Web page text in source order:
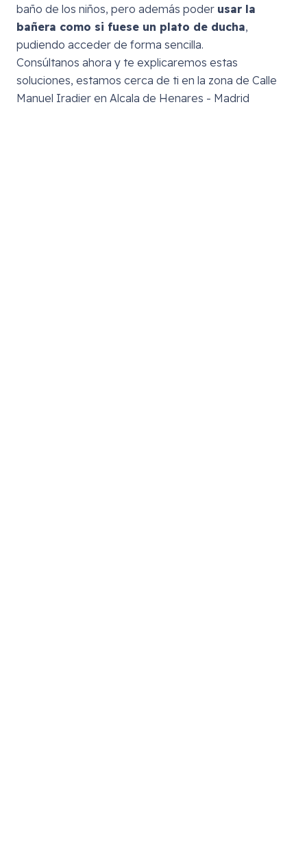
baño de los niños, pero además poder usar la
bañera como si fuese un plato de ducha,
pudiendo acceder de forma sencilla.
Consúltanos ahora y te explicaremos estas
soluciones, estamos cerca de ti en la zona de Calle
Manuel Iradier en Alcala de Henares - Madrid